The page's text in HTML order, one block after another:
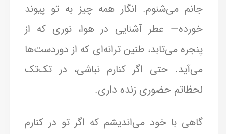
جانم می‌شنوم. انگار همه چیز به تو پیوند
خورده— عطر آشنایی در هوا، نوری که از
پنجره می‌تابد، طنین ترانه‌ای که از دوردست‌ها
می‌آید. حتی اگر کنارم نباشی، در تک‌تک
لحظاتم حضوری زنده داری.
گاهی با خود می‌اندیشم که اگر تو در کنارم